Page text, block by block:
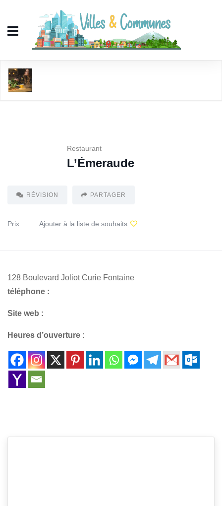
Restaurant
L’Émeraude
RÉVISION PARTAGER
Prix Ajouter à la liste de souhaits
128 Boulevard Joliot Curie Fontaine
téléphone :
Site web :
Heures d’ouverture :